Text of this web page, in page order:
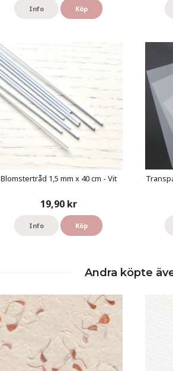
Info Köp
Blomstertråd 1,5 mm x 40 cm - Vit
19,90 kr
Info Köp
Andra köpte